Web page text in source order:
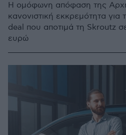
Η ομόφωνη απόφαση της
κανονιστική εκκρεμότητα
deal που αποτιμά τη Skroutz
ευρώ